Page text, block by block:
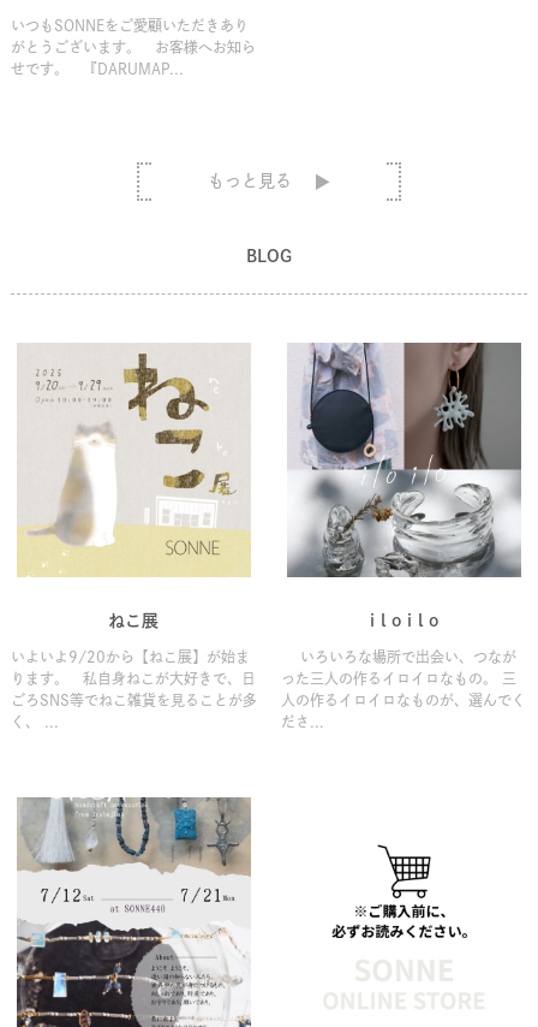
いつもSONNEをご愛顧いただきあり
がとうございます。 お客様へお知ら
せです。 『DARUMAP...
もっと見る
BLOG
ねこ展
いよいよ9/20から【ねこ展】が始ま
ります。 私自身ねこが大好きで、日
ごろSNS等でねこ雑貨を見ることが多
く、 ...
i l o i l o
いろいろな場所で出会い、つなが
った三人の作るイロイロなもの。 三
人の作るイロイロなものが、選んでく
ださ...